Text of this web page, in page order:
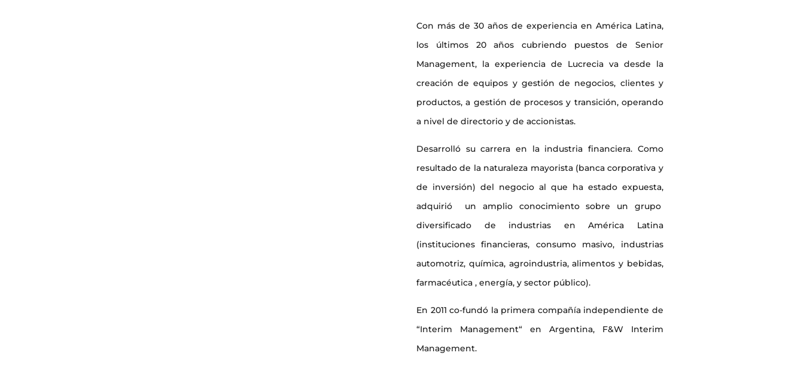
Con más de 30 años de experiencia en América Latina,
los últimos 20 años cubriendo puestos de Senior
Management, la experiencia de Lucrecia va desde la
creación de equipos y gestión de negocios, clientes y
productos, a gestión de procesos y transición, operando
a nivel de directorio y de accionistas.
Desarrolló su carrera en la industria financiera. Como
resultado de la naturaleza mayorista (banca corporativa y
de inversión) del negocio al que ha estado expuesta,
adquirió un amplio conocimiento sobre un grupo
diversificado de industrias en América Latina
(instituciones financieras, consumo masivo, industrias
automotriz, química, agroindustria, alimentos y bebidas,
farmacéutica , energía, y sector público).
En 2011 co-fundó la primera compañía independiente de
“Interim Management“ en Argentina, F&W Interim
Management.